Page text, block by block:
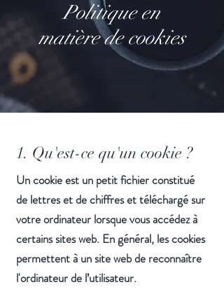
Politique en
matière de cookies
1. Qu'est-ce qu'un cookie ?
Un cookie est un petit fichier constitué
de lettres et de chiffres et téléchargé sur
votre ordinateur lorsque vous accédez à
certains sites web. En général, les cookies
permettent à un site web de reconnaître
l'ordinateur de l’utilisateur.